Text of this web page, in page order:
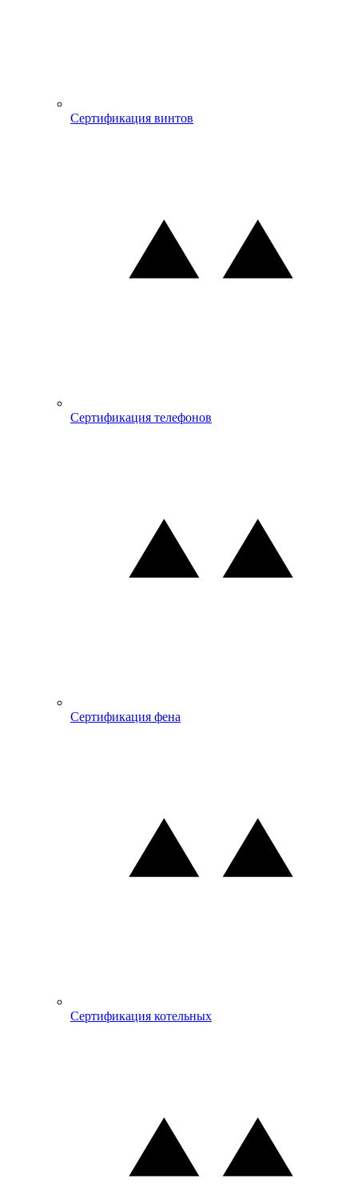
Сертификация винтов
Сертификация телефонов
Сертификация фена
Сертификация котельных